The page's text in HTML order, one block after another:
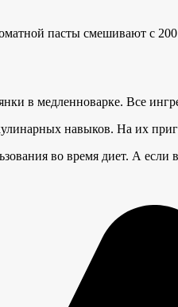
пасты смешивают с
в медленноварке. Все
навыков. На их
во время диет. А если